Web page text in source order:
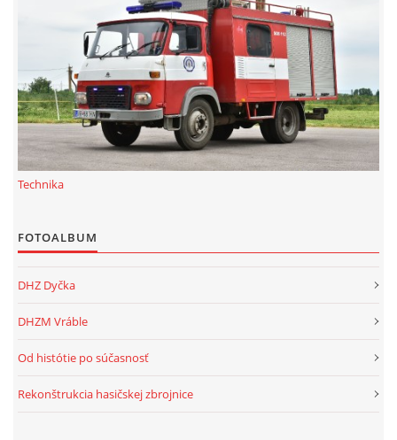
© 2026 eStránky.sk|Aktualizované 22. 7. 2026|Hore ↑
Technika
FOTOALBUM
DHZ Dyčka
DHZM Vráble
Od histótie po súčasnosť
Rekonštrukcia hasičskej zbrojnice